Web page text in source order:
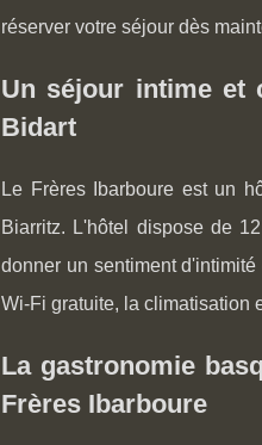
réserver votre séjour dès
Un séjour intime et
Bidart
Le Frères Ibarboure est un
Biarritz. L'hôtel dispose de
donner un sentiment
Wi-Fi gratuite, la climatisation
La gastronomie
Frères Ibarboure